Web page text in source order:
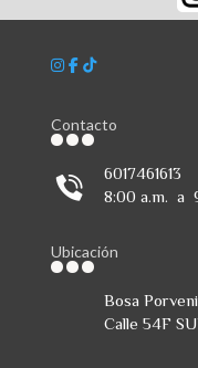
Contacto
6017461613
8:00 a.m. a
Ubicación
Bosa
Calle 54F